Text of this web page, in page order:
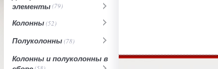
элементы(79)
Колонны(52)
Полуколонны(78)
Колонны и полуколонны в